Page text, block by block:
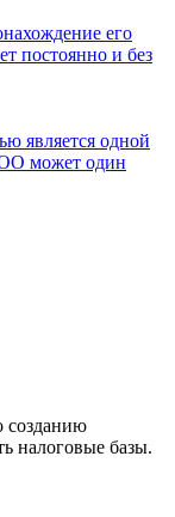
его
постоянно и без
является одной
может один
созданию
налоговые базы.